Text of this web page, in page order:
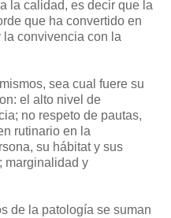
la calidad, es decir que la
que ha convertido en
convivencia con la
sea cual fuere su
el alto nivel de
no respeto de pautas,
rutinario en la
su hábitat y sus
marginalidad y
de la patología se suman